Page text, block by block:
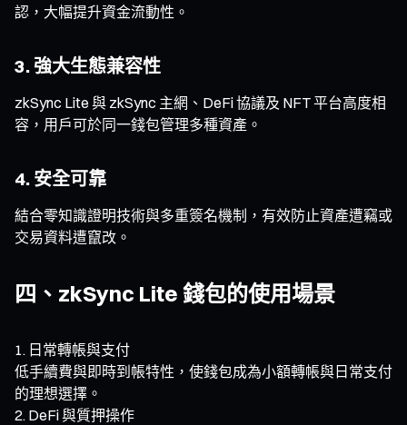
認，大幅提升資金流動性。
3. 強大生態兼容性
zkSync Lite 與 zkSync 主網、DeFi 協議及 NFT 平台高度相
容，用戶可於同一錢包管理多種資產。
4. 安全可靠
結合零知識證明技術與多重簽名機制，有效防止資產遭竊或
交易資料遭竄改。
四、zkSync Lite 錢包的使用場景
日常轉帳與支付
低手續費與即時到帳特性，使錢包成為小額轉帳與日常支付
的理想選擇。
DeFi 與質押操作